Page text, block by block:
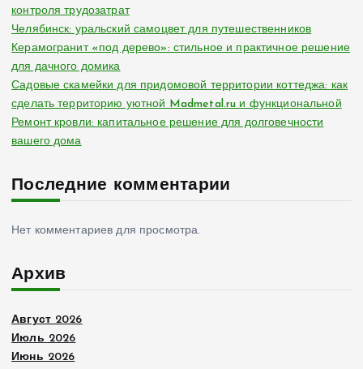
контроля трудозатрат
Челябинск: уральский самоцвет для путешественников
Керамогранит «под дерево»: стильное и практичное решение
для дачного домика
Садовые скамейки для придомовой территории коттеджа: как
сделать территорию уютной Madmetal.ru и функциональной
Ремонт кровли: капитальное решение для долговечности
вашего дома
Последние комментарии
Нет комментариев для просмотра.
Архив
Август 2026
Июль 2026
Июнь 2026